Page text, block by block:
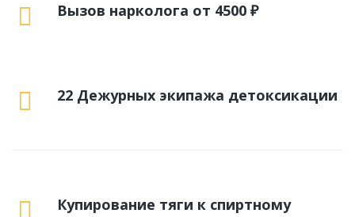
Вызов нарколога от 4500 ₽
22 Дежурных экипажа детоксикации
Купирование тяги к спиртному